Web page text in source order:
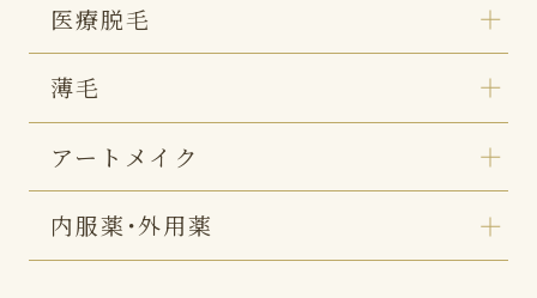
医療脱毛
薄毛
アートメイク
内服薬・外用薬